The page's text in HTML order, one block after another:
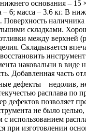
основания – 15
– 6; масса – 3.6 кг. В
Поверхность
складками.
между верхней
Складывается
наковальни в виде
Добавленная часть
дефекты – недолив,
расплава по
дефектов позволяет
не было целью,
с использованием
при изготовлении